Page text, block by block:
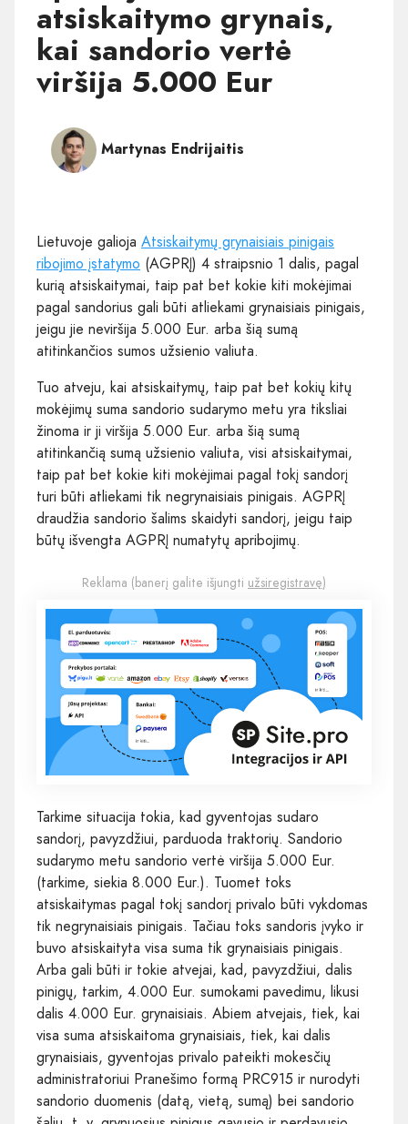
atsiskaitymo grynais,
kai sandorio vertė
viršija 5.000 Eur
Martynas Endrijaitis
Lietuvoje galioja Atsiskaitymų grynaisiais pinigais
ribojimo įstatymo (AGPRĮ) 4 straipsnio 1 dalis, pagal
kurią atsiskaitymai, taip pat bet kokie kiti mokėjimai
pagal sandorius gali būti atliekami grynaisiais pinigais,
jeigu jie neviršija 5.000 Eur. arba šią sumą
atitinkančios sumos užsienio valiuta.
Tuo atveju, kai atsiskaitymų, taip pat bet kokių kitų
mokėjimų suma sandorio sudarymo metu yra tiksliai
žinoma ir ji viršija 5.000 Eur. arba šią sumą
atitinkančią sumą užsienio valiuta, visi atsiskaitymai,
taip pat bet kokie kiti mokėjimai pagal tokį sandorį
turi būti atliekami tik negrynaisiais pinigais. AGPRĮ
draudžia sandorio šalims skaidyti sandorį, jeigu taip
būtų išvengta AGPRĮ numatytų apribojimų.
Reklama (banerį galite išjungti užsiregistravę)
Tarkime situacija tokia, kad gyventojas sudaro
sandorį, pavyzdžiui, parduoda traktorių. Sandorio
sudarymo metu sandorio vertė viršija 5.000 Eur.
(tarkime, siekia 8.000 Eur.). Tuomet toks
atsiskaitymas pagal tokį sandorį privalo būti vykdomas
tik negrynaisiais pinigais. Tačiau toks sandoris įvyko ir
buvo atsiskaityta visa suma tik grynaisiais pinigais.
Arba gali būti ir tokie atvejai, kad, pavyzdžiui, dalis
pinigų, tarkim, 4.000 Eur. sumokami pavedimu, likusi
dalis 4.000 Eur. grynaisiais. Abiem atvejais, tiek, kai
visa suma atsiskaitoma grynaisiais, tiek, kai dalis
grynaisiais, gyventojas privalo pateikti mokesčių
administratoriui Pranešimo formą PRC915 ir nurodyti
sandorio duomenis (datą, vietą, sumą) bei sandorio